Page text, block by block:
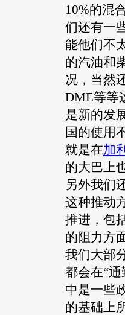
10%的混
们还有一
能他们不
的汽油和
况，当然
DME等等
是新的发
国的使用
就是在加
的大巴上
另外我们
这种推动
推进，包
的阻力方
我们大部
都会在“
中是一些
的基础上